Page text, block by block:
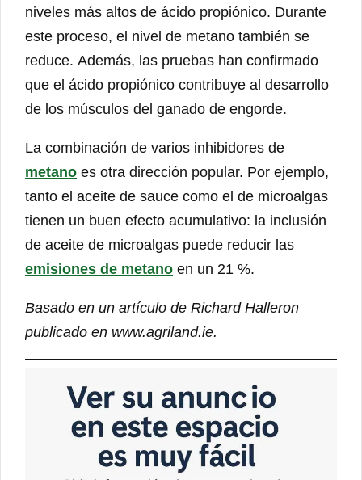
niveles más altos de ácido propiónico. Durante
este proceso, el nivel de metano también se
reduce. Además, las pruebas han confirmado
que el ácido propiónico contribuye al desarrollo
de los músculos del ganado de engorde.
La combinación de varios inhibidores de
metano es otra dirección popular. Por ejemplo,
tanto el aceite de sauce como el de microalgas
tienen un buen efecto acumulativo: la inclusión
de aceite de microalgas puede reducir las
emisiones de metano en un 21 %.
Basado en un artículo de Richard Halleron
publicado en www.agriland.ie.